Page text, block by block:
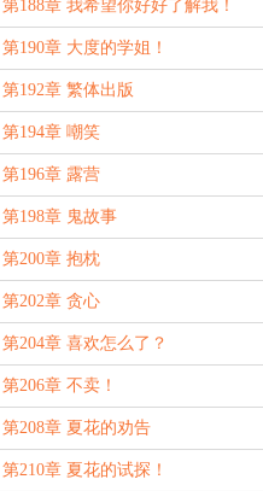
第188章 我希望你好好了解我！
第190章 大度的学姐！
第192章 繁体出版
第194章 嘲笑
第196章 露营
第198章 鬼故事
第200章 抱枕
第202章 贪心
第204章 喜欢怎么了？
第206章 不卖！
第208章 夏花的劝告
第210章 夏花的试探！